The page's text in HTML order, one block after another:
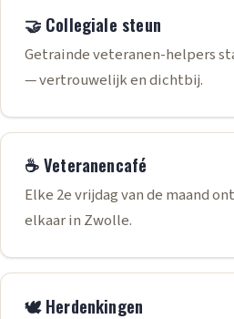
🤝 Collegiale steun
Getrainde veteranen-helpers
— vertrouwelijk en dichtbij.
☕ Veteranencafé
Elke 2e vrijdag van de maand
elkaar in Zwolle.
🕊️ Herdenkingen